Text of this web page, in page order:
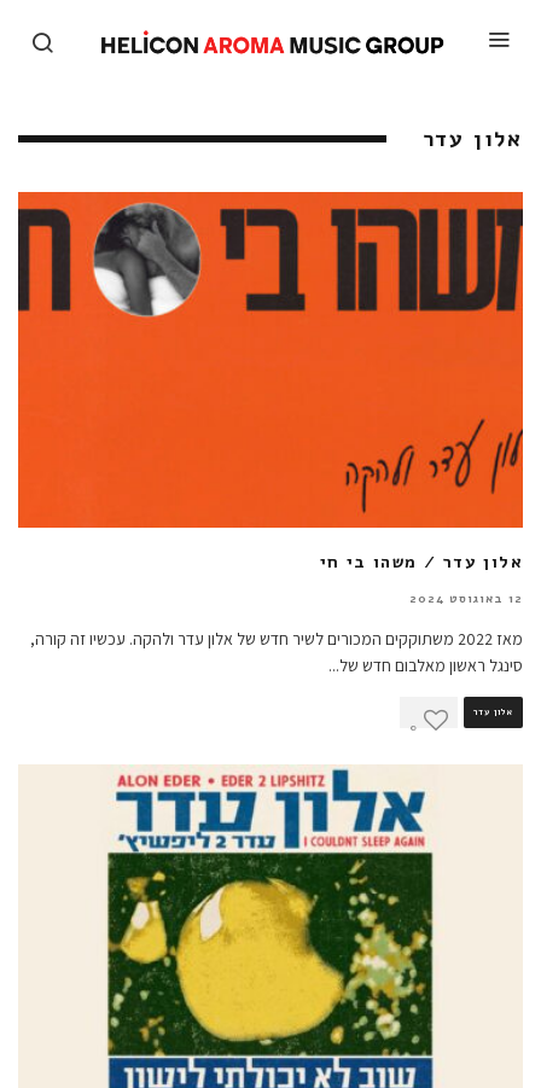
אלון עדר
אלון עדר / משהו בי חי
12 באוגוסט 2024
מאז 2022 משתוקקים המכורים לשיר חדש של אלון עדר ולהקה. עכשיו זה קורה,
סינגל ראשון מאלבום חדש של...
אלון עדר
0